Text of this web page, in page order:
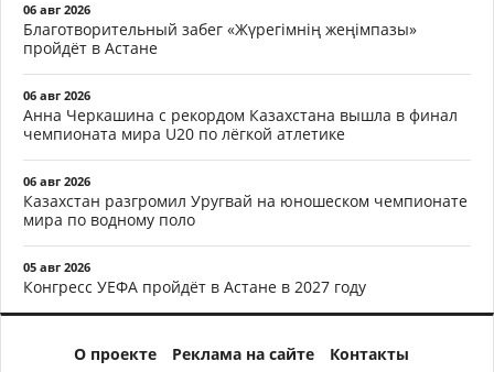
06 авг 2026
Благотворительный забег «Жүрегімнің жеңімпазы»
пройдёт в Астане
06 авг 2026
Анна Черкашина с рекордом Казахстана вышла в финал
чемпионата мира U20 по лёгкой атлетике
06 авг 2026
Казахстан разгромил Уругвай на юношеском чемпионате
мира по водному поло
05 авг 2026
Конгресс УЕФА пройдёт в Астане в 2027 году
О проекте Реклама на сайте Контакты